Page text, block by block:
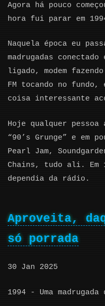
Agora há pouco
hora fui parar em
Naquela época eu
madrugadas conectado
ligado, modem
FM tocando no fundo,
coisa interessante
Hoje qualquer
“90’s Grunge” e em
Pearl Jam,
Chains, tudo ali. Em
dependia da rádio.
Aproveita,
só porrada
30 Jan 2025
1994 - Uma